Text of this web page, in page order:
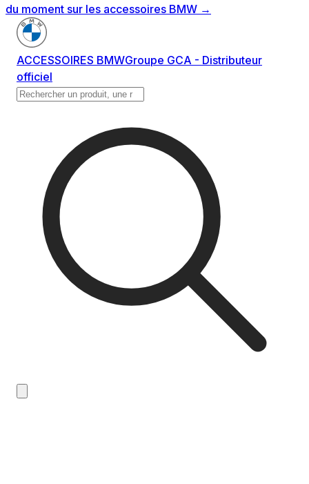
du moment sur les accessoires BMW →
ACCESSOIRES BMWGroupe GCA - Distributeur
officiel